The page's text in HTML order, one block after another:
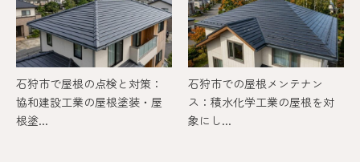
石狩市で屋根の点検と対策：
協和建設工業の屋根塗装・屋
根塗...
石狩市での屋根メンテナン
ス：積水化学工業の屋根を対
象にし...